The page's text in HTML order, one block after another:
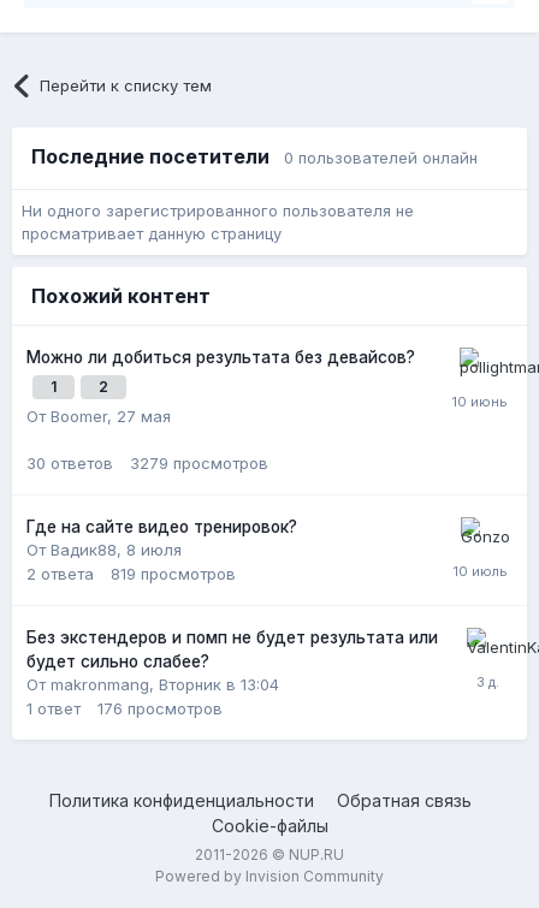
Перейти к списку тем
Последние посетители 0 пользователей онлайн
Ни одного зарегистрированного пользователя не
просматривает данную страницу
Похожий контент
Можно ли добиться результата без девайсов?
1 2
От Boomer, 27 мая
30 ответов 3279 просмотров
Где на сайте видео тренировок?
От Вадик88, 8 июля
2 ответа 819 просмотров
Без экстендеров и помп не будет результата или
будет сильно слабее?
От makronmang, Вторник в 13:04
1 ответ 176 просмотров
Политика конфиденциальности
Обратная связь
Cookie-файлы
2011-2026 © NUP.RU
Powered by Invision Community